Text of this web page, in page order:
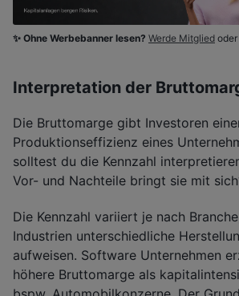
✨ Ohne Werbebanner lesen? Werde Mitglied oder
Interpretation der
Die Bruttomarge gibt Investoren
Produktionseffizienz eines
solltest du die Kennzahl
Vor- und Nachteile bringt sie mit
Die Kennzahl variiert je nach
Industrien unterschiedliche
aufweisen. Software Unternehmen
höhere Bruttomarge als